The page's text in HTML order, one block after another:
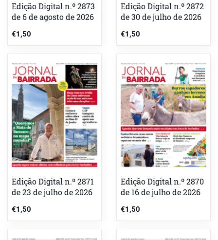
Edição Digital n.º 2873
de 6 de agosto de 2026
€1,50
Edição Digital n.º 2872
de 30 de julho de 2026
€1,50
Edição Digital n.º 2871
de 23 de julho de 2026
€1,50
Edição Digital n.º 2870
de 16 de julho de 2026
€1,50